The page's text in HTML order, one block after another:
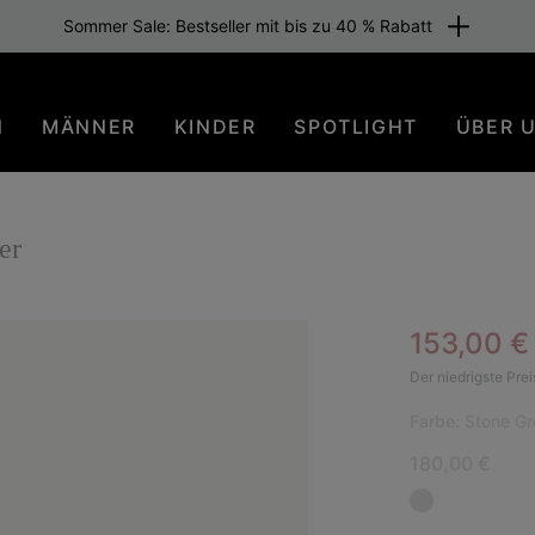
Sommer Sale: Bestseller mit bis zu 40 % Rabatt
MÄNNER KINDER SPOTLIGHT ÜBER
Sale
153,00 €
Der niedrigste